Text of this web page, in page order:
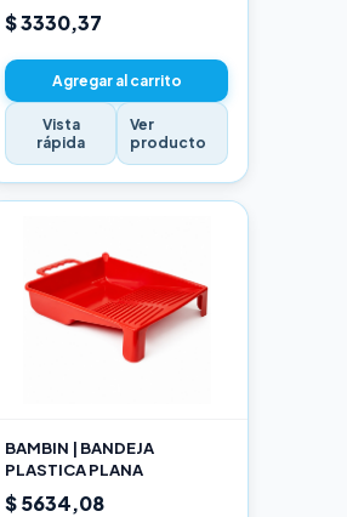
17CM
$ 3330,37
Agregar al carrito
Vista
rápida
Ver
producto
BAMBIN | BANDEJA
PLASTICA PLANA
$ 5634,08